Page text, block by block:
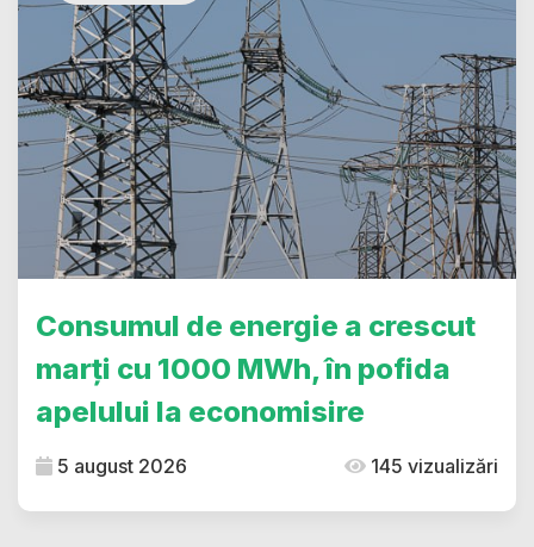
Consumul de energie a crescut
marți cu 1000 MWh, în pofida
apelului la economisire
5 august 2026 145 vizualizări